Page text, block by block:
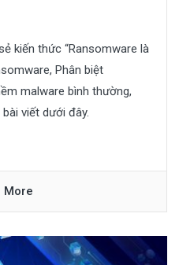
kiến thức “Ransomware là
Phân biệt
malware bình thường,
viết dưới đây.
More